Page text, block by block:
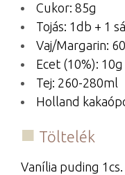
Cukor: 85g
Tojás: 1db + 1
Vaj/Margarin:
Ecet (10%): 10g
Tej: 260-280ml
Holland
Töltelék
Vanília puding